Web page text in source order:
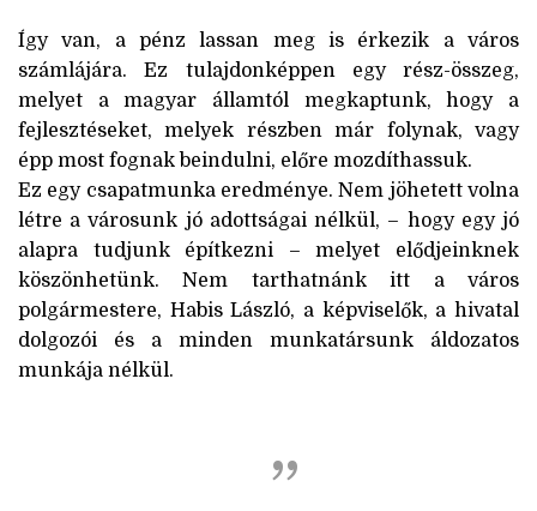
Így van, a pénz lassan meg is érkezik a város
számlájára. Ez tulajdonképpen egy rész-összeg,
melyet a magyar államtól megkaptunk, hogy a
fejlesztéseket, melyek részben már folynak, vagy
épp most fognak beindulni, előre mozdíthassuk.
Ez egy csapatmunka eredménye. Nem jöhetett volna
létre a városunk jó adottságai nélkül, – hogy egy jó
alapra tudjunk építkezni – melyet elődjeinknek
köszönhetünk. Nem tarthatnánk itt a város
polgármestere, Habis László, a képviselők, a hivatal
dolgozói és a minden munkatársunk áldozatos
munkája nélkül.